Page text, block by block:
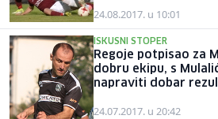
24.08.2017. u 10:01
ISKUSNI STOPER
Regoje potpisao za
dobru ekipu, s
napraviti dobar
24.07.2017. u 20:42